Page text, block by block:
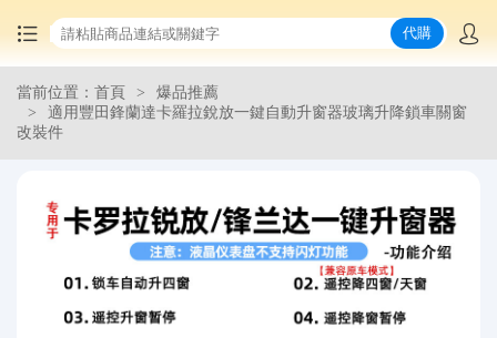
首頁
集運服務
爆品推薦
代購
當前位置：首頁
爆品推薦
適用豐田鋒蘭達卡羅拉銳放一鍵自動升窗器玻璃升降鎖車關窗
改裝件